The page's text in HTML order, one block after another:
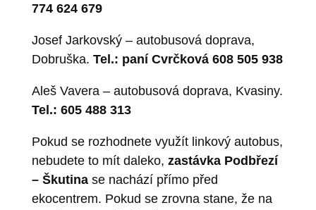
774 624 679
Josef Jarkovský – autobusová doprava,
Dobruška. Tel.: paní Cvrčková 608 505 938
Aleš Vavera – autobusová doprava, Kvasiny.
Tel.: 605 488 313
Pokud se rozhodnete využít linkový autobus,
nebudete to mít daleko, zastávka Podbřezí
– Škutina se nachází přímo před
ekocentrem. Pokud se zrovna stane, že na